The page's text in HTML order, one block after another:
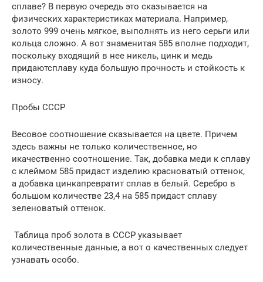
сплаве? В первую очередь это сказывается на
физических характеристиках материала. Например,
золото 999 очень мягкое, выполнять из него серьги или
кольца сложно. А вот знаменитая 585 вполне подходит,
поскольку входящий в нее никель, цинк и медь
придаютсплаву куда большую прочность и стойкость к
износу.
Пробы СССР
Весовое соотношение сказывается на цвете. Причем
здесь важны не только количественное, но
икачественно соотношение. Так, добавка меди к сплаву
с клеймом 585 придаст изделию красноватый оттенок,
а добавка цинкапревратит сплав в белый. Серебро в
большом количестве 23,4 на 585 придаст сплаву
зеленоватый оттенок.
Таблица проб золота в СССР указывает
количественные данные, а вот о качественных следует
узнавать особо.